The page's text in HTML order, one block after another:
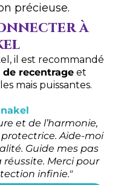
précieuse.
à
il est recommandé
recentrage et
mais puissantes.
et de l’harmonie,
Aide-moi
Guide mes pas
Merci pour
infinie."